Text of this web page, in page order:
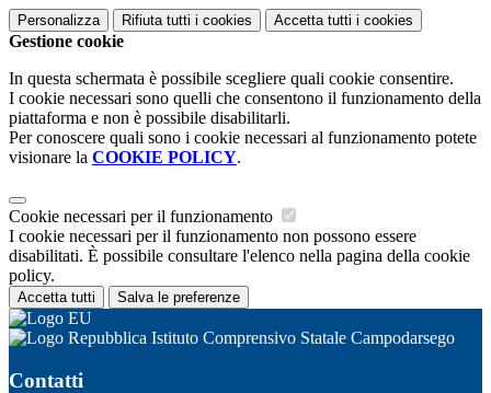
Personalizza Rifiuta tutti i cookies Accetta tutti i cookies
Gestione cookie
In questa schermata è possibile scegliere quali cookie consentire.
I cookie necessari sono quelli che consentono il funzionamento della
piattaforma e non è possibile disabilitarli.
Per conoscere quali sono i cookie necessari al funzionamento potete
visionare la COOKIE POLICY.
Cookie necessari per il funzionamento
I cookie necessari per il funzionamento non possono essere
disabilitati. È possibile consultare l'elenco nella pagina della cookie
policy.
Accetta tutti Salva le preferenze
Istituto Comprensivo Statale Campodarsego
Contatti